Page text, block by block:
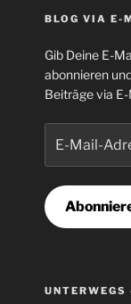
BLOG VIA E-
Gib Deine E-
abonnieren
Beiträge via
Mail-
Adresse